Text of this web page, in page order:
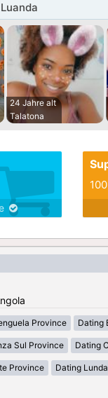
24 Jahre alt
Talatona
Province Dating
Sul Province Dating
Province Dating